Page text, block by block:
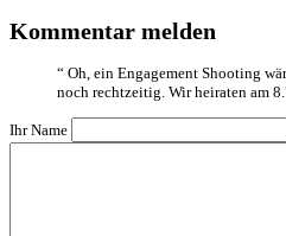
Kommentar melden
“ Oh, ein Engagement Shooting
noch rechtzeitig. Wir heiraten am
Ihr Name